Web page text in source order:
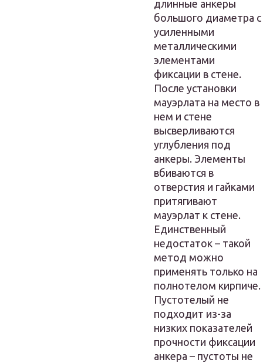
длинные анкеры
большого диаметра с
усиленными
металлическими
элементами
фиксации в стене.
После установки
мауэрлата на место в
нем и стене
высверливаются
углубления под
анкеры. Элементы
вбиваются в
отверстия и гайками
притягивают
мауэрлат к стене.
Единственный
недостаток – такой
метод можно
применять только на
полнотелом кирпиче.
Пустотелый не
подходит из-за
низких показателей
прочности фиксации
анкера – пустоты не